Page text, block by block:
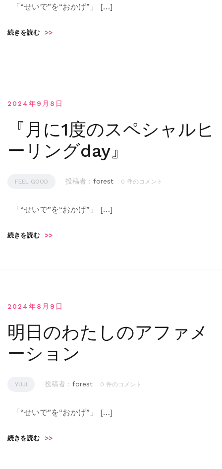
「“せいで”を“おかげ”」 […]
続きを読む >>
2024年9月8日
『月に1度のスペシャルヒ
ーリングday』
FEEL GOOD 投稿者 : forest 0 件のコメント
「“せいで”を“おかげ”」 […]
続きを読む >>
2024年8月9日
明日のわたしのアファメ
ーション
YUJI 投稿者 : forest 0 件のコメント
「“せいで”を“おかげ”」 […]
続きを読む >>